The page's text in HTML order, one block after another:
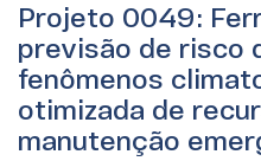
Projeto 0049:
previsão de risco
fenômenos
otimizada de
manutenção